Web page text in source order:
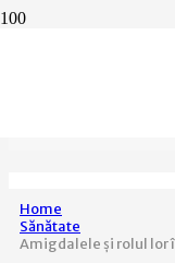
Home
Sănătate
Amigdalele şi rolul lor